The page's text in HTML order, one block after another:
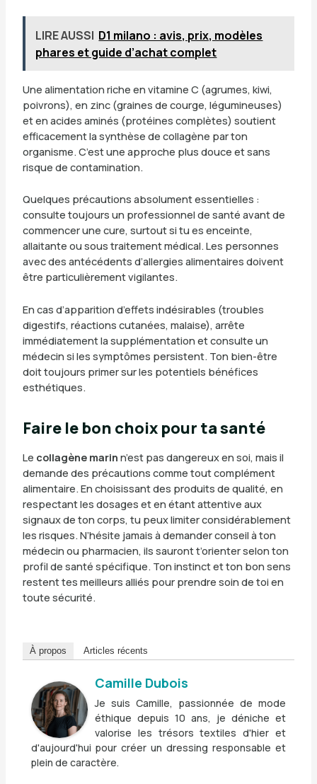
LIRE AUSSI D1 milano : avis, prix, modèles
phares et guide d’achat complet
Une alimentation riche en vitamine C (agrumes, kiwi,
poivrons), en zinc (graines de courge, légumineuses)
et en acides aminés (protéines complètes) soutient
efficacement la synthèse de collagène par ton
organisme. C’est une approche plus douce et sans
risque de contamination.
Quelques précautions absolument essentielles :
consulte toujours un professionnel de santé avant de
commencer une cure, surtout si tu es enceinte,
allaitante ou sous traitement médical. Les personnes
avec des antécédents d’allergies alimentaires doivent
être particulièrement vigilantes.
En cas d’apparition d’effets indésirables (troubles
digestifs, réactions cutanées, malaise), arrête
immédiatement la supplémentation et consulte un
médecin si les symptômes persistent. Ton bien-être
doit toujours primer sur les potentiels bénéfices
esthétiques.
Faire le bon choix pour ta santé
Le collagène marin n’est pas dangereux en soi, mais il
demande des précautions comme tout complément
alimentaire. En choisissant des produits de qualité, en
respectant les dosages et en étant attentive aux
signaux de ton corps, tu peux limiter considérablement
les risques. N’hésite jamais à demander conseil à ton
médecin ou pharmacien, ils sauront t’orienter selon ton
profil de santé spécifique. Ton instinct et ton bon sens
restent tes meilleurs alliés pour prendre soin de toi en
toute sécurité.
À propos Articles récents
Camille Dubois
Je suis Camille, passionnée de mode
éthique depuis 10 ans, je déniche et
valorise les trésors textiles d'hier et
d'aujourd'hui pour créer un dressing responsable et
plein de caractère.